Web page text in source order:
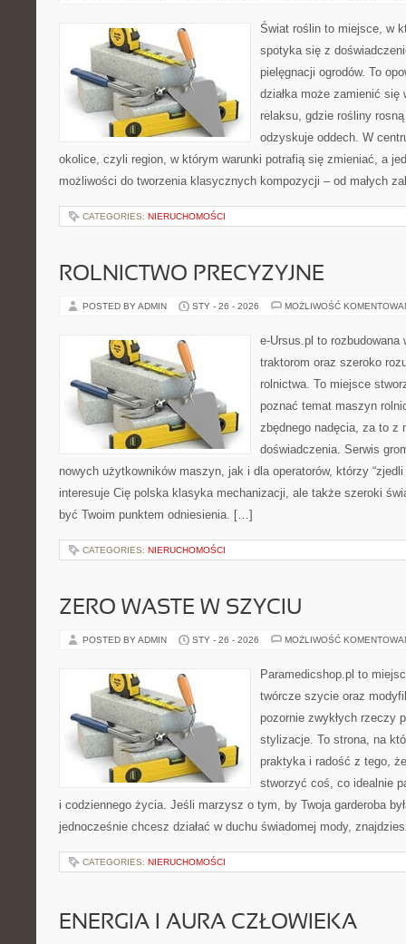
Świat roślin to miejsce, w
spotyka się z
pielęgnacji ogrodów. To
działka może zamienić się
relaksu, gdzie rośliny
odzyskuje oddech. W
okolice, czyli region, w którym warunki potrafią się zmieniać, a
możliwości do tworzenia klasycznych kompozycji – od małych
CATEGORIES: NIERUCHOMOŚCI
ROLNICTWO PRECYZYJNE
POSTED BY ADMIN STY - 26 - 2026 MOŻLIWOŚĆ
e-Ursus.pl to rozbudowana
traktorom oraz szeroko
rolnictwa. To miejsce
poznać temat maszyn
zbędnego nadęcia, za to z
doświadczenia. Serwis
nowych użytkowników maszyn, jak i dla operatorów, którzy
interesuje Cię polska klasyka mechanizacji, ale także szeroki
być Twoim punktem odniesienia. […]
CATEGORIES: NIERUCHOMOŚCI
ZERO WASTE W SZYCIU
POSTED BY ADMIN STY - 26 - 2026 MOŻLIWOŚĆ
Paramedicshop.pl to
twórcze szycie oraz
pozornie zwykłych rzeczy
stylizacje. To strona, na
praktyka i radość z tego,
stworzyć coś, co idealnie
i codziennego życia. Jeśli marzysz o tym, by Twoja garderoba
jednocześnie chcesz działać w duchu świadomej mody,
CATEGORIES: NIERUCHOMOŚCI
ENERGIA I AURA CZŁOWIEKA